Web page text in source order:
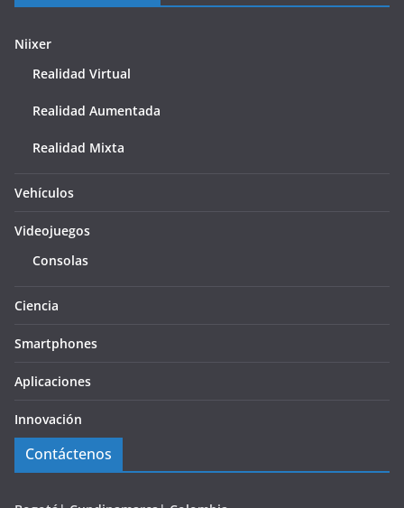
Niixer
Realidad Virtual
Realidad Aumentada
Realidad Mixta
Vehículos
Videojuegos
Consolas
Ciencia
Smartphones
Aplicaciones
Innovación
Contáctenos